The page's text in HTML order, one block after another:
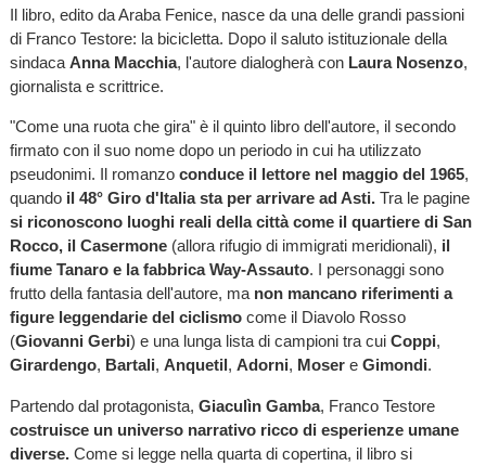
Il libro, edito da Araba Fenice, nasce da una delle grandi passioni
di Franco Testore: la bicicletta. Dopo il saluto istituzionale della
sindaca Anna Macchia, l'autore dialogherà con Laura Nosenzo,
giornalista e scrittrice.
"Come una ruota che gira" è il quinto libro dell'autore, il secondo
firmato con il suo nome dopo un periodo in cui ha utilizzato
pseudonimi. Il romanzo conduce il lettore nel maggio del 1965,
quando il 48° Giro d'Italia sta per arrivare ad Asti. Tra le pagine
si riconoscono luoghi reali della città come il quartiere di San
Rocco, il Casermone(allora rifugio di immigrati meridionali), il
fiume Tanaro e la fabbrica Way-Assauto. I personaggi sono
frutto della fantasia dell'autore, ma non mancano riferimenti a
figure leggendarie del ciclismocome il Diavolo Rosso
(Giovanni Gerbi) e una lunga lista di campioni tra cui Coppi,
Girardengo, Bartali, Anquetil, Adorni, Mosere Gimondi.
Partendo dal protagonista, Giaculìn Gamba, Franco Testore
costruisce un universo narrativo ricco di esperienze umane
diverse.Come si legge nella quarta di copertina, il libro si